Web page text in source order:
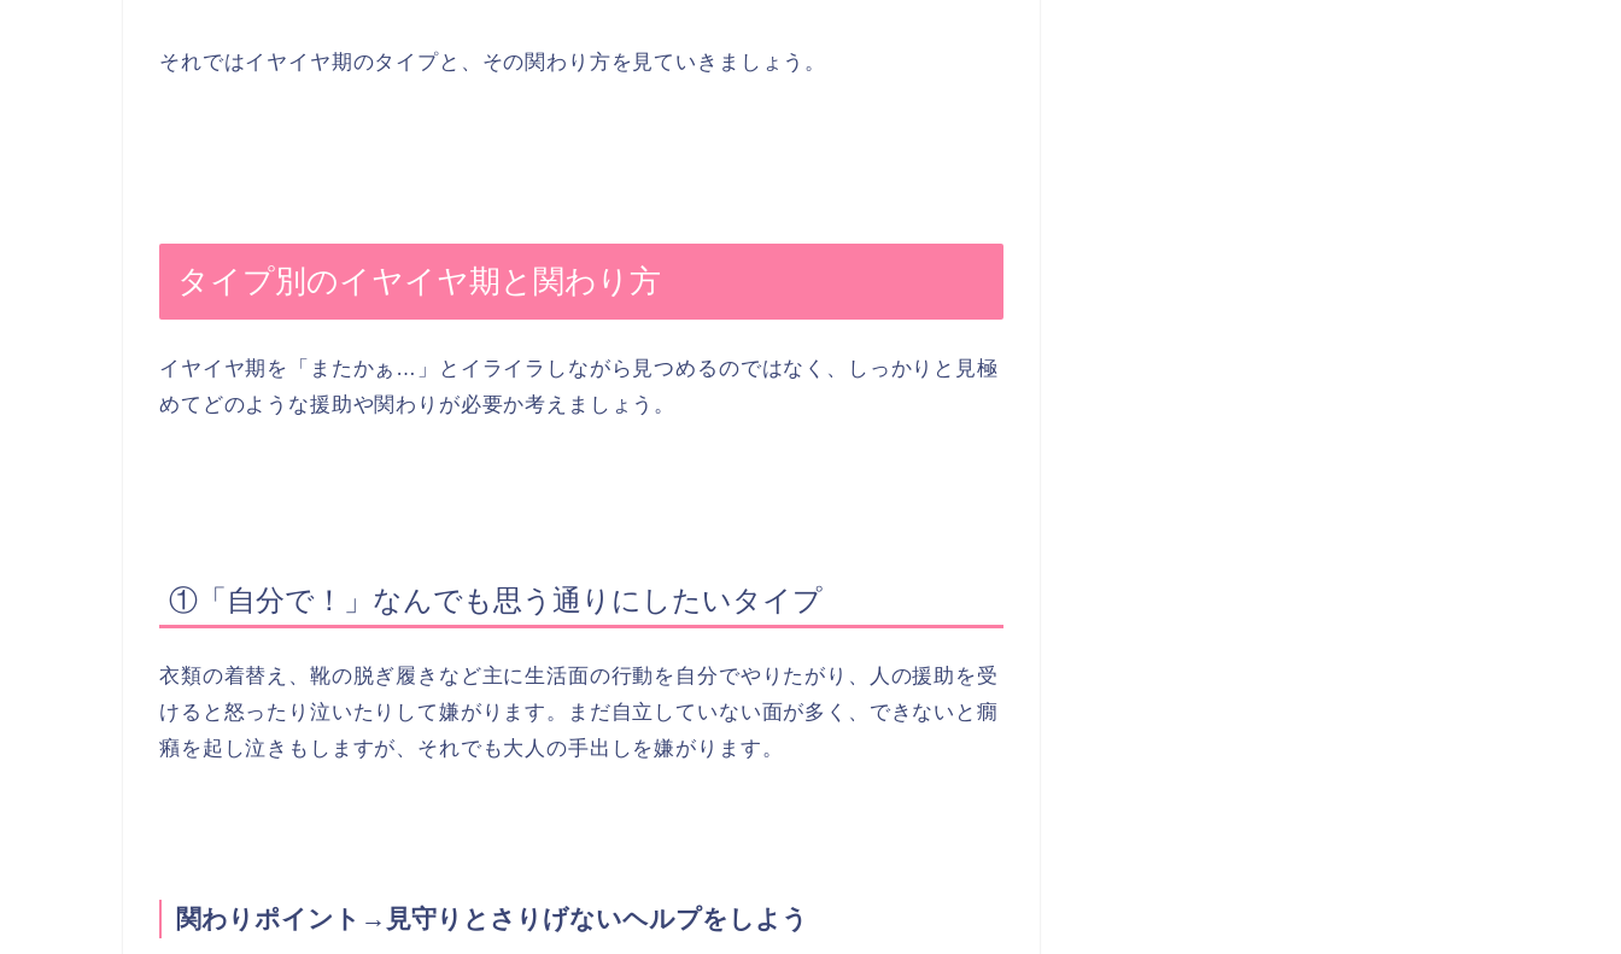
それではイヤイヤ期のタイプと、その関わり方を見ていきましょう。
タイプ別のイヤイヤ期と関わり方
イヤイヤ期を「またかぁ…」とイライラしながら見つめるのではなく、しっかりと見極
めてどのような援助や関わりが必要か考えましょう。
①「自分で！」なんでも思う通りにしたいタイプ
衣類の着替え、靴の脱ぎ履きなど主に生活面の行動を自分でやりたがり、人の援助を受
けると怒ったり泣いたりして嫌がります。まだ自立していない面が多く、できないと癇
癪を起し泣きもしますが、それでも大人の手出しを嫌がります。
関わりポイント→見守りとさりげないヘルプをしよう